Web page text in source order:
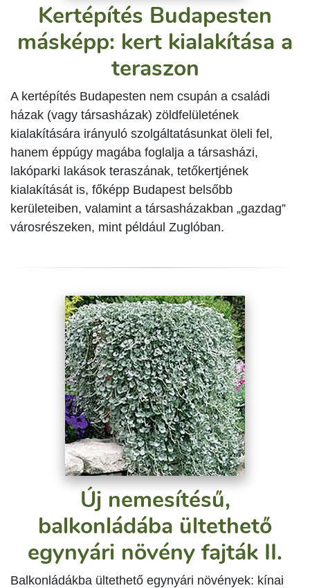
Kertépítés Budapesten
másképp: kert kialakítása a
teraszon
A kertépítés Budapesten nem csupán a családi
házak (vagy társasházak) zöldfelületének
kialakítására irányuló szolgáltatásunkat öleli fel,
hanem éppúgy magába foglalja a társasházi,
lakóparki lakások teraszának, tetőkertjének
kialakítását is, főképp Budapest belsőbb
kerületeiben, valamint a társasházakban „gazdag”
városrészeken, mint például Zuglóban.
Új nemesítésű,
balkonládába ültethető
egynyári növény fajták II.
Balkonládákba ültethető egynyári növények: kínai